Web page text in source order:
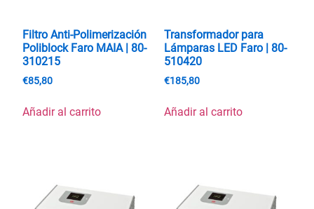
Filtro Anti-Polimerización
Poliblock Faro MAIA | 80-
310215
€85,80
Añadir al carrito
Transformador para
Lámparas LED Faro | 80-
510420
€185,80
Añadir al carrito